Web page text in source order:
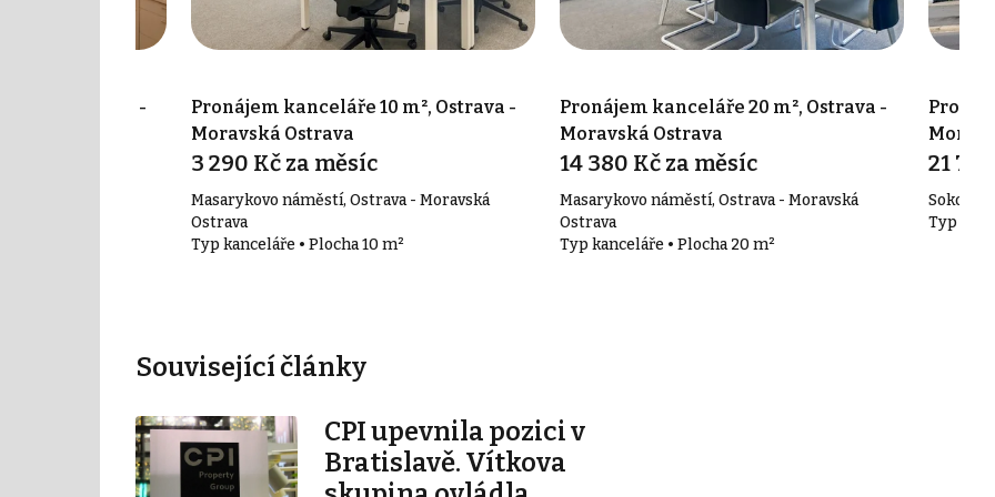
m², Ostrava -
Pronájem kanceláře 10 m², Ostrava -
Moravská Ostrava
3 290 Kč za měsíc
Masarykovo náměstí, Ostrava - Moravská
Ostrava
Typ kanceláře • Plocha 10 m²
Pronájem kanceláře 20 m², Ostrava -
Moravská Ostrava
14 380 Kč za měsíc
Masarykovo náměstí, Ostrava - Moravská
Ostrava
Typ kanceláře • Plocha 20 m²
21
Typ
Související články
CPI upevnila pozici v
Bratislavě. Vítkova